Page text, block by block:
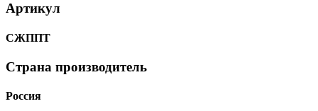
Артикул
СЖППТ
Страна производитель
Россия